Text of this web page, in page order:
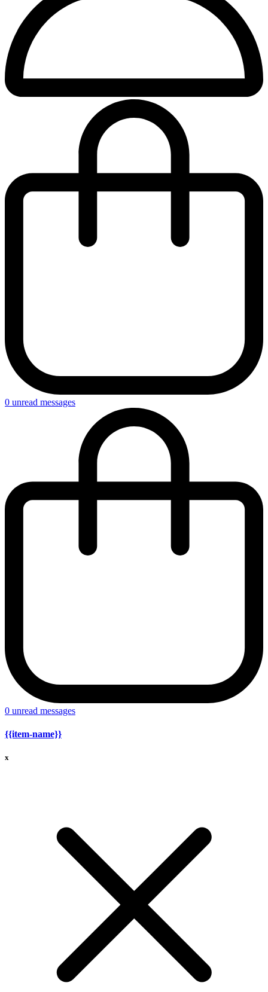
0 unread messages
0 unread messages
{{item-name}}
x